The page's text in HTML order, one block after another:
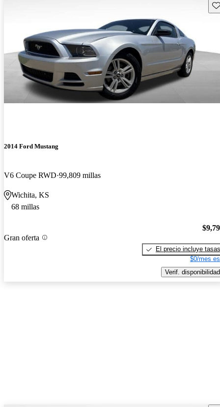
2014 Ford Mustang
V6 Coupe RWD 99,809 millas
Wichita, KS
68 millas
Gran oferta
El precio incluye tasas
$0/mes
Verif. disponibilidad